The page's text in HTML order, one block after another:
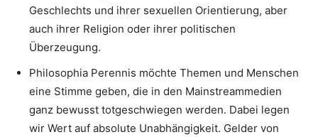
Geschlechts und ihrer sexuellen Orientierung, aber
auch ihrer Religion oder ihrer politischen
Überzeugung.
Philosophia Perennis möchte Themen und Menschen
eine Stimme geben, die in den Mainstreammedien
ganz bewusst totgeschwiegen werden. Dabei legen
wir Wert auf absolute Unabhängigkeit. Gelder von